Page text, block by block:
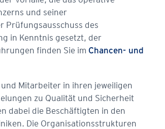
und seiner
Prüfungsausschuss des
in Kenntnis gesetzt, der
finden Sie im Chancen- und
Mitarbeiter in ihren jeweiligen
zu Qualität und Sicherheit
dabei die Beschäftigten in den
Die Organisationsstrukturen